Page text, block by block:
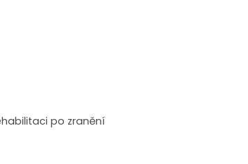
po zranění